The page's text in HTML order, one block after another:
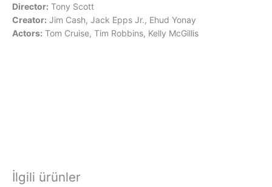
Director: Tony Scott
Creator: Jim Cash, Jack Epps Jr., Ehud Yonay
Actors: Tom Cruise, Tim Robbins, Kelly McGillis
İlgili ürünler